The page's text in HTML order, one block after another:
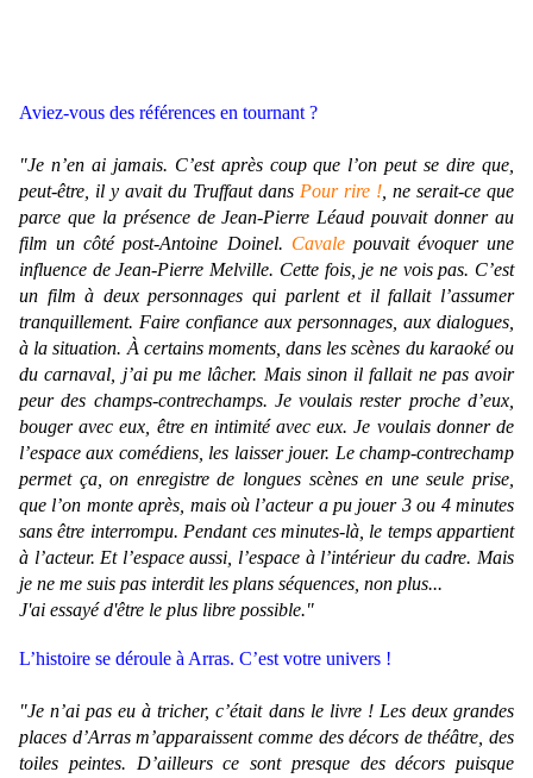
Aviez-vous des références en tournant ?
"Je n’en ai jamais. C’est après coup que l’on peut se dire que,
peut-être, il y avait du Truffaut dans Pour rire ! , ne serait-ce que
parce que la présence de Jean-Pierre Léaud pouvait donner au
film un côté post-Antoine Doinel. Cavalepouvait évoquer une
influence de Jean-Pierre Melville. Cette fois, je ne vois pas. C’est
un film à deux personnages qui parlent et il fallait l’assumer
tranquillement. Faire confiance aux personnages, aux dialogues,
à la situation. À certains moments, dans les scènes du karaoké ou
du carnaval, j’ai pu me lâcher. Mais sinon il fallait ne pas avoir
peur des champs-contrechamps. Je voulais rester proche d’eux,
bouger avec eux, être en intimité avec eux. Je voulais donner de
l’espace aux comédiens, les laisser jouer. Le champ-contrechamp
permet ça, on enregistre de longues scènes en une seule prise,
que l’on monte après, mais où l’acteur a pu jouer 3 ou 4 minutes
sans être interrompu. Pendant ces minutes-là, le temps appartient
à l’acteur. Et l’espace aussi, l’espace à l’intérieur du cadre. Mais
je ne me suis pas interdit les plans séquences, non plus...
J'ai essayé d'être le plus libre possible."
L’histoire se déroule à Arras. C’est votre univers !
"Je n’ai pas eu à tricher, c’était dans le livre ! Les deux grandes
places d’Arras m’apparaissent comme des décors de théâtre, des
toiles peintes. D’ailleurs ce sont presque des décors puisque